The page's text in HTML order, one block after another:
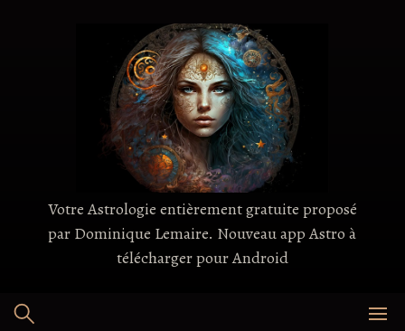
Votre Astrologie entièrement gratuite proposé
par Dominique Lemaire. Nouveau app Astro à
télécharger pour Android